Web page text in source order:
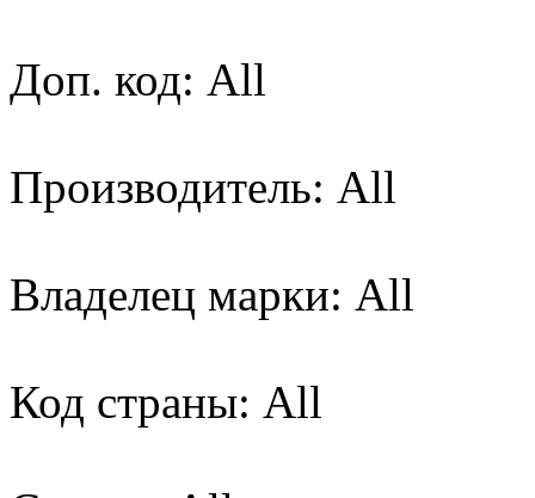
Доп. код: All
Производитель: All
Владелец марки: All
Код страны: All